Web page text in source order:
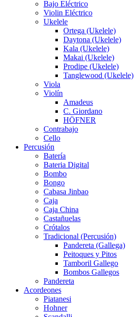
Bajo Eléctrico
Violin Eléctrico
Ukelele
Ortega (Ukelele)
Daytona (Ukelele)
Kala (Ukelele)
Makai (Ukelele)
Prodipe (Ukelele)
Tanglewood (Ukelele)
Viola
Violín
Amadeus
C. Giordano
HÖFNER
Contrabajo
Cello
Percusión
Batería
Bateria Digital
Bombo
Bongo
Cabasa Jinbao
Caja
Caja China
Castañuelas
Crótalos
Tradicional (Percusión)
Pandereta (Gallega)
Peitoques y Pitos
Tamboril Gallego
Bombos Gallegos
Pandereta
Acordeones
Piatanesi
Hohner